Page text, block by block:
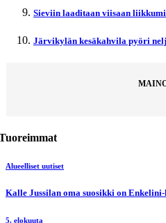
Sieviin laaditaan viisaan
Järvikylän kesäkahvila pyöri
Alueelliset uutiset
Kalle Jussilan oma suosikki on
5. elokuuta